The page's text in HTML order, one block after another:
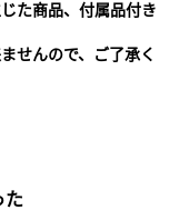
た商品、付属品付き
せんので、ご了承く
た